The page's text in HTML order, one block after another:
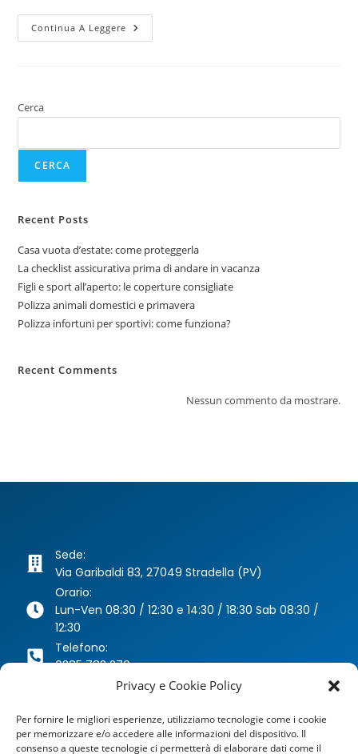
Privacy e Cookie Policy
Per fornire le migliori esperienze, utilizziamo tecnologie come i cookie
per memorizzare e/o accedere alle informazioni del dispositivo. Il
consenso a queste tecnologie ci permetterà di elaborare dati come il
Continua A Leggere
Cerca
CERCA
Recent Posts
Casa vuota d’estate: come proteggerla
La checklist assicurativa prima di andare in vacanza
Figli e sport all’aperto: le coperture consigliate
Polizza animali domestici e primavera
Polizza infortuni per sportivi: come funziona?
Recent Comments
Nessun commento da mostrare.
Sede:
Via Garibaldi 83, 27049 Stradella (PV)
Orario:
Lun-Ven 08:30 / 12:30 e 14:30 / 18:30 Sab 08:30 /
12:30
Telefono:
0385 783 270
Email:
agenzia@dragoniassicurazioni.it